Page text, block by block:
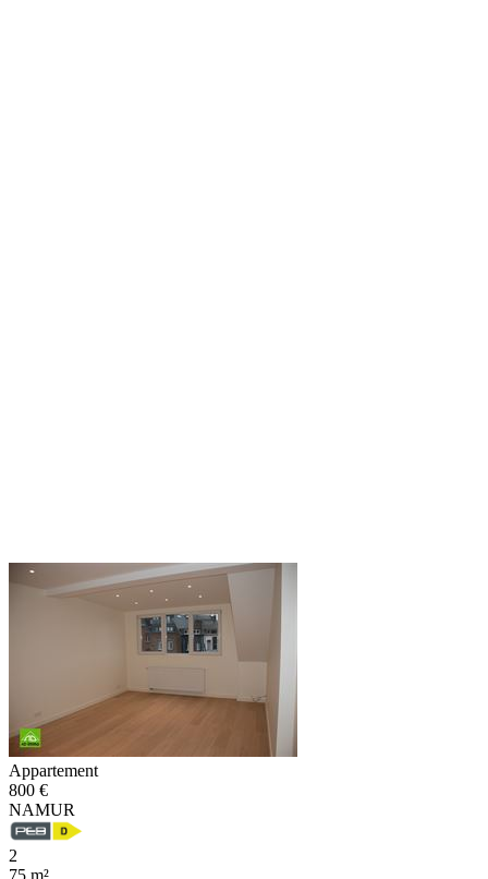
Appartement
800 €
NAMUR
2
75 m²